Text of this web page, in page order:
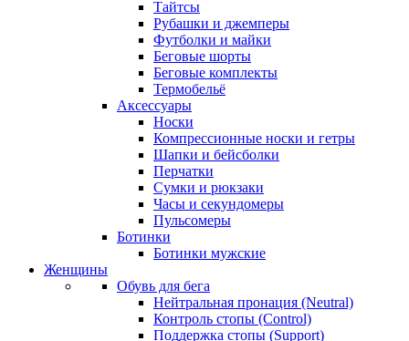
Тайтсы
Рубашки и джемперы
Футболки и майки
Беговые шорты
Беговые комплекты
Термобельё
Аксессуары
Носки
Компрессионные носки и гетры
Шапки и бейсболки
Перчатки
Сумки и рюкзаки
Часы и секундомеры
Пульсомеры
Ботинки
Ботинки мужские
Женщины
Обувь для бега
Нейтральная пронация (Neutral)
Контроль стопы (Control)
Поддержка стопы (Support)